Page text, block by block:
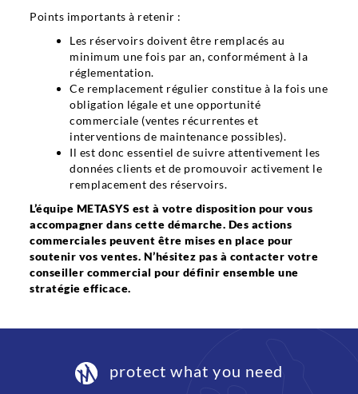
Points importants à retenir :
Les réservoirs doivent être remplacés au
minimum une fois par an, conformément à la
réglementation.
Ce remplacement régulier constitue à la fois une
obligation légale et une opportunité
commerciale (ventes récurrentes et
interventions de maintenance possibles).
Il est donc essentiel de suivre attentivement les
données clients et de promouvoir activement le
remplacement des réservoirs.
L’équipe METASYS est à votre disposition pour vous
accompagner dans cette démarche. Des actions
commerciales peuvent être mises en place pour
soutenir vos ventes. N’hésitez pas à contacter votre
conseiller commercial pour définir ensemble une
stratégie efficace.
protect what you need